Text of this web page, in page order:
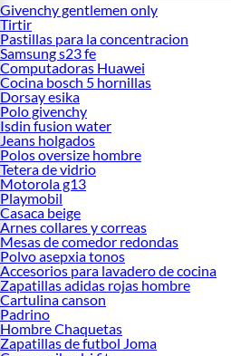
Givenchy gentlemen only
Tirtir
Pastillas para la concentracion
Samsung s23 fe
Computadoras Huawei
Cocina bosch 5 hornillas
Dorsay esika
Polo givenchy
Isdin fusion water
Jeans holgados
Polos oversize hombre
Tetera de vidrio
Motorola g13
Playmobil
Casaca beige
Arnes collares y correas
Mesas de comedor redondas
Polvo asepxia tonos
Accesorios para lavadero de cocina
Zapatillas adidas rojas hombre
Cartulina canson
Padrino
Hombre Chaquetas
Zapatillas de futbol Joma